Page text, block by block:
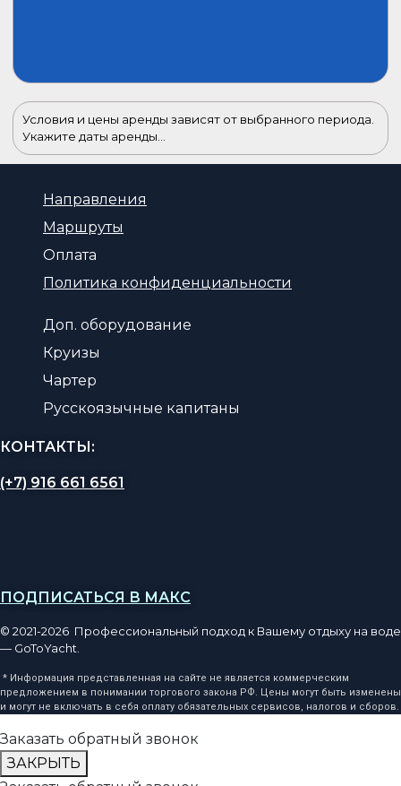
Условия и цены аренды зависят от выбранного периода.
Укажите даты аренды...
Направления
Маршруты
Оплата
Политика конфиденциальности
Доп. оборудование
Круизы
Чартер
Русскоязычные капитаны
КОНТАКТЫ:
(+7) 916 661 6561
ПОДПИСАТЬСЯ В МАКС
© 2021-2026 Профессиональный подход к Вашему отдыху на воде
— GoToYacht.
* Информация представленная на сайте не является коммерческим
предложением в понимании торгового закона РФ. Цены могут быть изменены
и могут не включать в себя оплату обязательных сервисов, налогов и сборов.
Заказать обратный звонок
ЗАКРЫТЬ